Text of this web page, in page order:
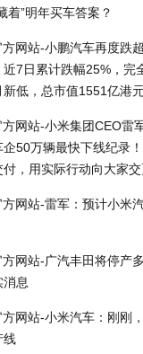
着”明年买车答案？
网站-小鹏汽车再度跌
7日累计跌幅25%，完
新低，总市值1551亿港
网站-小米集团CEO雷
企50万辆最快下线纪录
，用实际行动向大家
网站-雷军：预计小米
网站-广汽丰田将停产
息
网站-小米汽车：刚刚
线